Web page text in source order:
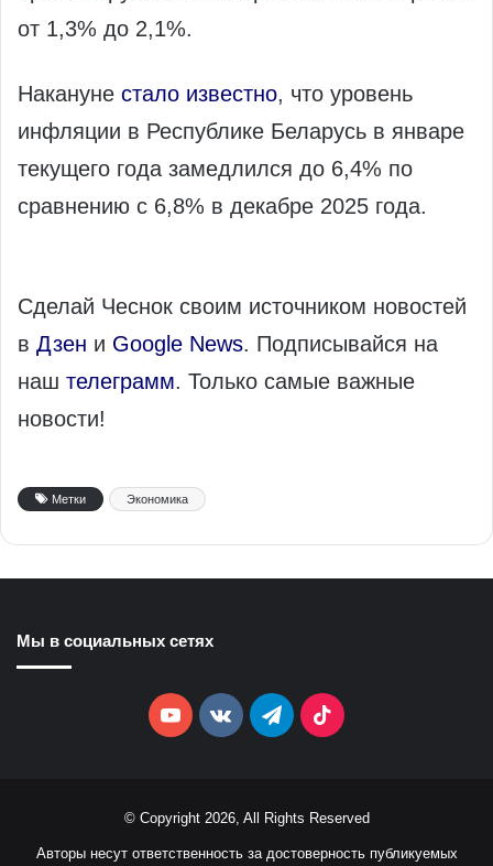
от 1,3% до 2,1%.
Накануне стало известно, что уровень
инфляции в Республике Беларусь в январе
текущего года замедлился до 6,4% по
сравнению с 6,8% в декабре 2025 года.
Сделай Чеснок своим источником новостей
в Дзен и Google News. Подписывайся на
наш телеграмм. Только самые важные
новости!
Метки Экономика
Мы в социальных сетях
YouTubevk.comTelegramTikTok
© Copyright 2026, All Rights Reserved
Авторы несут ответственность за достоверность публикуемых